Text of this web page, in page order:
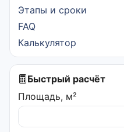
Этапы и сроки
FAQ
Калькулятор
Быстрый расчёт
Площадь, м²